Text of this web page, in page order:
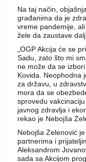
Na taj način,
građanima da je
vreme pandemije,
žele da zaustave
„OGP Akcija će se
Sadu, zato što mi
ne može da se
Kovida. Neophodna
za državu, u
mora da se
sprovedu
javnog zdravlja i
rekao je Nebojša
Nebojša Zelenović
partnerima i
Aleksandrom
sada sa Akcijom